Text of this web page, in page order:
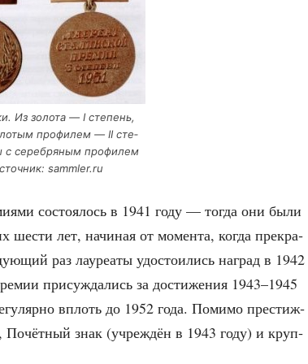
Из золо­та — I сте­пень,
про­фи­лем — II сте­
с сереб­ря­ным про­фи­лем
sammler.ru
состо­я­лось в 1941 году — тогда они были
лет, начи­ная от момен­та, когда пре­кра­
раз лау­ре­а­ты удо­сто­и­лись наград в 1942
при­суж­да­лись за дости­же­ния 1943–1945
вплоть до 1952 года. Поми­мо пре­стиж­
Почёт­ный знак (учре­ждён в 1943 году) и круп­